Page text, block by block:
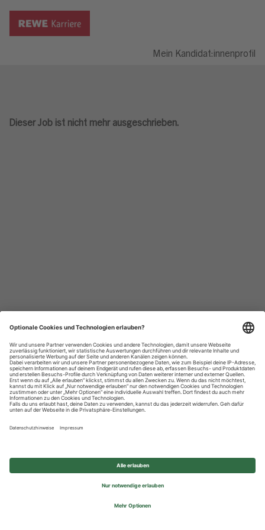
Mein Kandidat:innenprofil
Dieser Job ist nicht mehr ausgeschrieben.
Datenschutzhinweise
Impressum
Privatsphäre-Einstellungen
© 2026 REWE Group - All rights reserved